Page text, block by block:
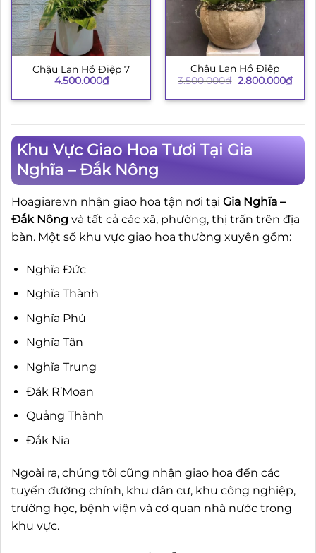
Chậu Lan Hồ Điệp 7
4.500.000₫
Chậu Lan Hồ Điệp
3.500.000₫ Giá
là:
2.800.000₫Giá
hiện
tại
Khu Vực Giao Hoa Tươi Tại Gia
Nghĩa – Đắk Nông
Hoagiare.vn nhận giao hoa tận nơi tại Gia Nghĩa –
Đắk Nông và tất cả các xã, phường, thị trấn trên địa
bàn. Một số khu vực giao hoa thường xuyên gồm:
Nghĩa Đức
Nghĩa Thành
Nghĩa Phú
Nghĩa Tân
Nghĩa Trung
Đăk R’Moan
Quảng Thành
Đắk Nia
Ngoài ra, chúng tôi cũng nhận giao hoa đến các
tuyến đường chính, khu dân cư, khu công nghiệp,
trường học, bệnh viện và cơ quan nhà nước trong
khu vực.